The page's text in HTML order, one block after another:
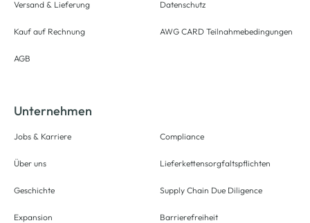
Versand & Lieferung
Kauf auf Rechnung
AGB
Datenschutz
AWG CARD Teilnahmebedingungen
Unternehmen
Jobs & Karriere
Über uns
Geschichte
Expansion
Compliance
Lieferkettensorgfaltspflichten
Supply Chain Due Diligence
Barrierefreiheit